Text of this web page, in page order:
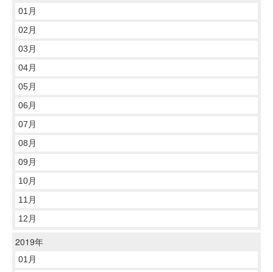
01月
02月
03月
04月
05月
06月
07月
08月
09月
10月
11月
12月
2019年
01月